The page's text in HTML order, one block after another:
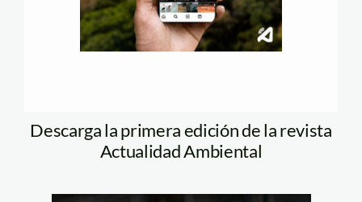
Descarga la primera edición de la revista
Actualidad Ambiental